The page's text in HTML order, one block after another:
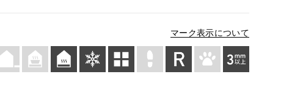
マーク表示について